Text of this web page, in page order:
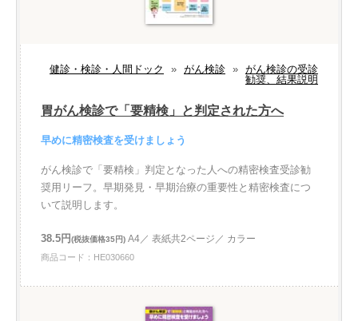
健診・検診・人間ドック » がん検診 » がん検診の受診
勧奨、結果説明
胃がん検診で「要精検」と判定された方へ
早めに精密検査を受けましょう
がん検診で「要精検」判定となった人への精密検査受診勧
奨用リーフ。早期発見・早期治療の重要性と精密検査につ
いて説明します。
38.5円(税抜価格35円) A4／ 表紙共2ページ／ カラー
商品コード：HE030660